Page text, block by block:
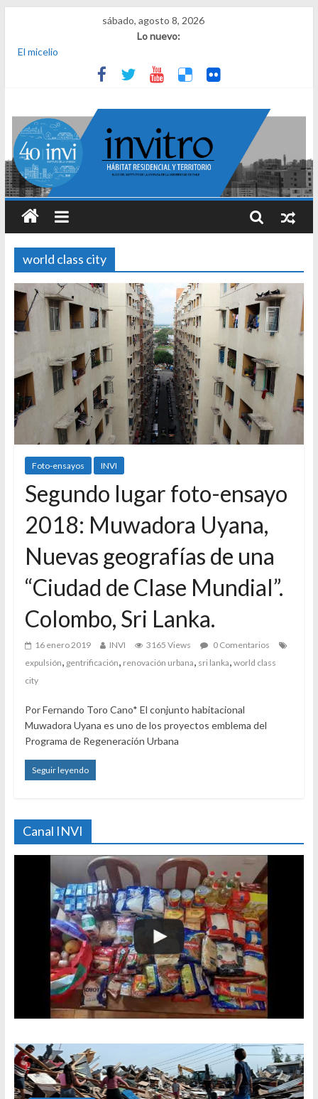
sábado, agosto 8, 2026
Lo nuevo:
El micelio
Receta para viajar al pasado
Una noche y el amanecer en Dignidad
INVI
El derecho a habitar
world class city
Foto-ensayos INVI
Segundo lugar foto-ensayo
2018: Muwadora Uyana,
Nuevas geografías de una
“Ciudad de Clase Mundial”.
Colombo, Sri Lanka.
16 enero 2019 INVI 3165 Views
0 Comentarios
expulsión, gentrificación, renovación urbana, sri lanka, world class
city
Por Fernando Toro Cano* El conjunto habitacional
Muwadora Uyana es uno de los proyectos emblema del
Programa de Regeneración Urbana
Seguir leyendo
Canal INVI